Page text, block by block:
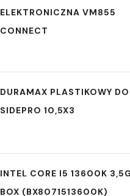
ELEKTRONICZNA VM855
CONNECT
DURAMAX PLASTIKOWY
SIDEPRO 10,5X3
INTEL CORE I5 13600K
BOX (BX8071513600K)